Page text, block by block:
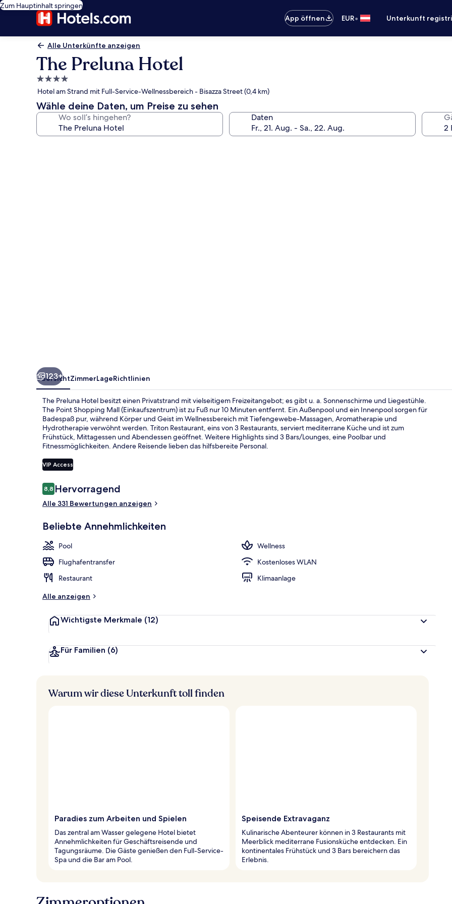
Zum Hauptinhalt springen
App öffnen
EUR• Unterkunft
Alle Unterkünfte anzeigen
The Preluna Hotel
4.0-
Sterne-
Unterkunft
Hotel am Strand mit Full-Service-Wellnessbereich - Bisazza Street (0,4 km)
Wähle deine Daten, um Preise zu sehen
Wo soll’s hingehen? Daten
123+
ÜbersichtZimmerLageRichtlinien
The Preluna Hotel besitzt einen Privatstrand mit vielseitigem Freizeitangebot; es gibt u. a. Sonnenschirme und Liegestühle.
The Point Shopping Mall (Einkaufszentrum) ist zu Fuß nur 10 Minuten entfernt. Ein Außenpool und ein Innenpool sorgen für
Badespaß pur, während Körper und Geist im Wellnessbereich mit Tiefengewebe-Massagen, Aromatherapie und
Hydrotherapie verwöhnt werden. Triton Restaurant, eins von 3 Restaurants, serviert mediterrane Küche und ist zum
Frühstück, Mittagessen und Abendessen geöffnet. Weitere Highlights sind 3 Bars/Lounges, eine Poolbar und
Fitnessmöglichkeiten. Andere Reisende lieben das hilfsbereite Personal.
VIP Access
Bewertungen
8,88,8 von 10.
Hervorragend
Alle 331 Bewertungen anzeigen
Beliebte Annehmlichkeiten
Pool
Wellness
Flughafentransfer
Kostenloses WLAN
Restaurant
Klimaanlage
Alle anzeigen
Wichtigste Merkmale (12)
Für Familien (6)
Warum wir diese Unterkunft toll finden
Paradies zum Arbeiten und Spielen
Das zentral am Wasser gelegene Hotel bietet
Annehmlichkeiten für Geschäftsreisende und
Tagungsräume. Die Gäste genießen den Full-Service-
Spa und die Bar am Pool.
Speisende Extravaganz
Kulinarische Abenteurer können in 3 Restaurants mit
Meerblick mediterrane Fusionsküche entdecken. Ein
kontinentales Frühstück und 3 Bars bereichern das
Erlebnis.